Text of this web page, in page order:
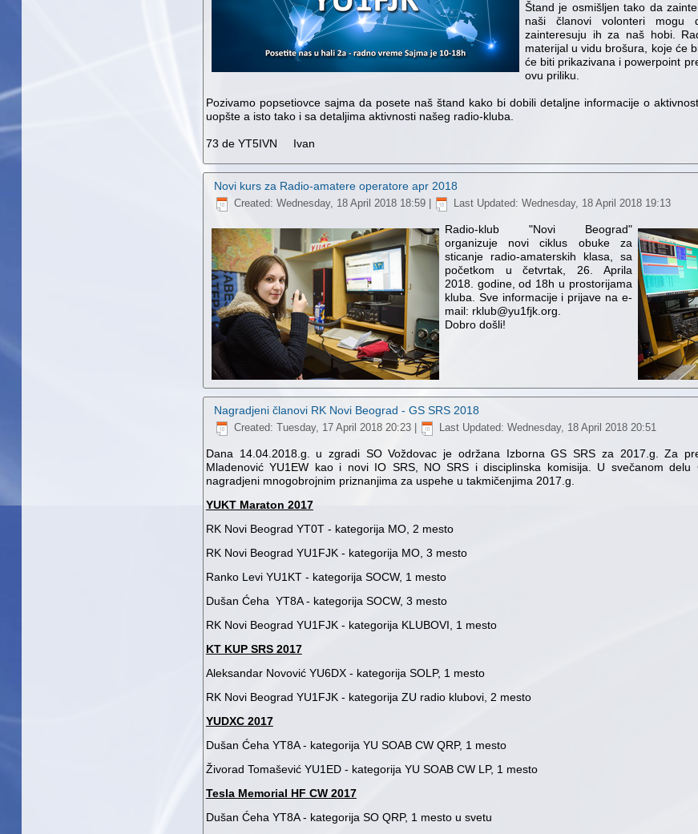
Štand je osmišljen tako da
naši članovi volonteri mogu
zainteresuju ih za naš hobi.
materijal u vidu brošura, koje će
će biti prikazivana i powerpoint
ovu priliku.
Pozivamo popsetiovce sajma da posete naš štand kako bi dobili detaljne informacije o
uopšte a isto tako i sa detaljima aktivnosti našeg radio-kluba.
73 de YT5IVN Ivan
Novi kurs za Radio-amatere operatore apr 2018
Created: Wednesday, 18 April 2018 18:59| Last Updated: Wednesday, 18 April 2018 19:13
Radio-klub "Novi Beograd"
organizuje novi ciklus obuke za
sticanje radio-amaterskih klasa, sa
početkom u četvrtak, 26. Aprila
2018. godine, od 18h u prostorijama
kluba. Sve informacije i prijave na e-
mail: rklub@yu1fjk.org.
Dobro došli!
Nagradjeni članovi RK Novi Beograd - GS SRS 2018
Created: Tuesday, 17 April 2018 20:23| Last Updated: Wednesday, 18 April 2018 20:51
Dana 14.04.2018.g. u zgradi SO Voždovac je održana Izborna GS SRS za 2017.g. Za
Mladenović YU1EW kao i novi IO SRS, NO SRS i disciplinska komisija. U svečanom
nagradjeni mnogobrojnim priznanjima za uspehe u takmičenjima 2017.g.
YUKT Maraton 2017
RK Novi Beograd YT0T - kategorija MO, 2 mesto
RK Novi Beograd YU1FJK - kategorija MO, 3 mesto
Ranko Levi YU1KT - kategorija SOCW, 1 mesto
Dušan Ćeha YT8A - kategorija SOCW, 3 mesto
RK Novi Beograd YU1FJK - kategorija KLUBOVI, 1 mesto
KT KUP SRS 2017
Aleksandar Novović YU6DX - kategorija SOLP, 1 mesto
RK Novi Beograd YU1FJK - kategorija ZU radio klubovi, 2 mesto
YUDXC 2017
Dušan Ćeha YT8A - kategorija YU SOAB CW QRP, 1 mesto
Živorad Tomašević YU1ED - kategorija YU SOAB CW LP, 1 mesto
Tesla Memorial HF CW 2017
Dušan Ćeha YT8A - kategorija SO QRP, 1 mesto u svetu